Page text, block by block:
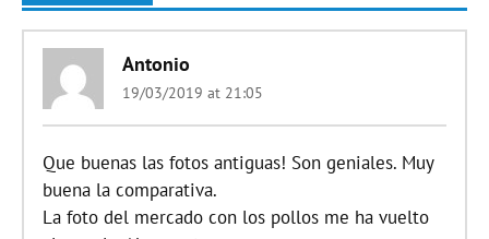
Antonio
19/03/2019 at 21:05
Que buenas las fotos antiguas! Son geniales. Muy
buena la comparativa.
La foto del mercado con los pollos me ha vuelto